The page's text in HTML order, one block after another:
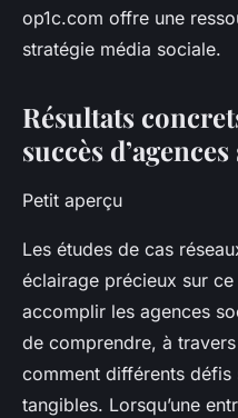
op1c.com offre une
stratégie média sociale.
Résultats
succès
Petit aperçu
Les études de cas
éclairage précieux sur
accomplir les agences
de comprendre, à
comment différents défis
tangibles. Lorsqu’une